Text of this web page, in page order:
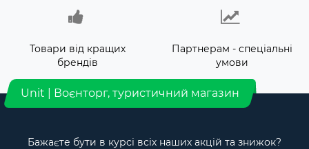
Товари від кращих
брендів
Партнерам - спеціальні
умови
Unit | Воєнторг, туристичний магазин
Бажаєте бути в курсі всіх наших акцій та знижок?